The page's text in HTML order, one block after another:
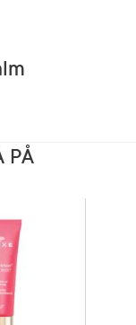
PÅ